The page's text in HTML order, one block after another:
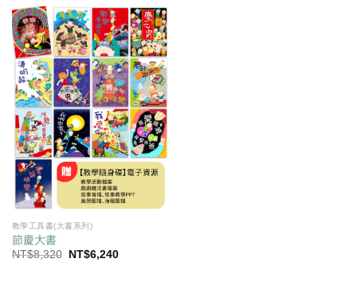
教學工具書(大書系列)
節慶大書
NT$8,320
原
NT$6,240目